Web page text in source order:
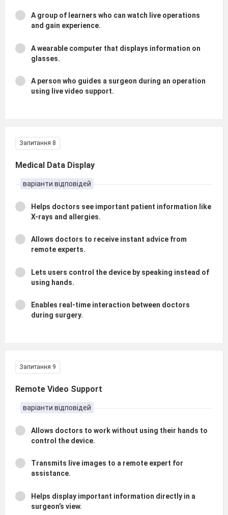
A group of learners who can watch live operations
and gain experience.
A wearable computer that displays information on
glasses.
A person who guides a surgeon during an operation
using live video support.
Запитання 8
Medical Data Display
варіанти відповідей
Helps doctors see important patient information like
X-rays and allergies.
Allows doctors to receive instant advice from
remote experts.
Lets users control the device by speaking instead of
using hands.
Enables real-time interaction between doctors
during surgery.
Запитання 9
Remote Video Support
варіанти відповідей
Allows doctors to work without using their hands to
control the device.
Transmits live images to a remote expert for
assistance.
Helps display important information directly in a
surgeon’s view.